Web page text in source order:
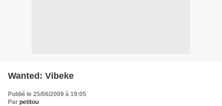
Wanted: Vibeke
Publié le 25/06/2009 à 19:05
Par petitou